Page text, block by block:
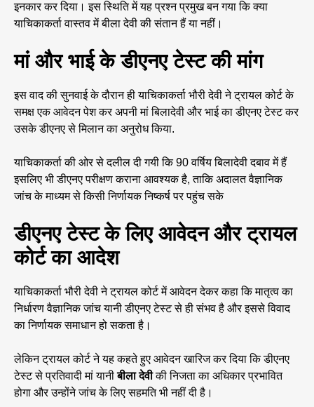
इनकार कर दिया। इस स्थिति में यह प्रश्न प्रमुख बन गया कि क्या
याचिकाकर्ता वास्तव में बीला देवी की संतान हैं या नहीं।
मां और भाई के डीएनए टेस्ट की मांग
इस वाद की सुनवाई के दौरान ही याचिकाकर्ता भौरी देवी ने ट्रायल कोर्ट के
समक्ष एक आवेदन पेश कर अपनी मां बिलादेवी और भाई का डीएनए टेस्ट कर
उसके डीएनए से मिलान का अनुरोध किया.
याचिकाकर्ता की ओर से दलील दी गयी कि 90 वर्षिय बिलादेवी दबाव में हैं
इसलिए भी डीएनए परीक्षण कराना आवश्यक है, ताकि अदालत वैज्ञानिक
जांच के माध्यम से किसी निर्णायक निष्कर्ष पर पहुंच सके
डीएनए टेस्ट के लिए आवेदन और ट्रायल
कोर्ट का आदेश
याचिकाकर्ता भौरी देवी ने ट्रायल कोर्ट में आवेदन देकर कहा कि मातृत्व का
निर्धारण वैज्ञानिक जांच यानी डीएनए टेस्ट से ही संभव है और इससे विवाद
का निर्णायक समाधान हो सकता है।
लेकिन ट्रायल कोर्ट ने यह कहते हुए आवेदन खारिज कर दिया कि डीएनए
टेस्ट से प्रतिवादी मां यानीबीला देवीकी निजता का अधिकार प्रभावित
होगा और उन्होंने जांच के लिए सहमति भी नहीं दी है।